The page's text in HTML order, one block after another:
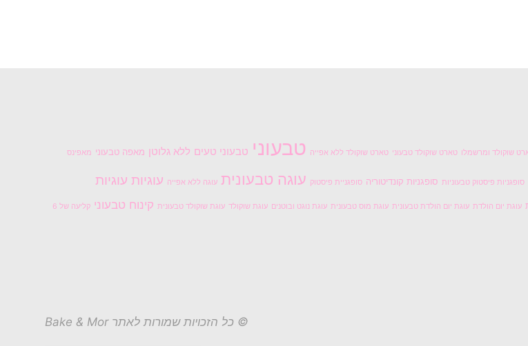
שוקולד ומרשמלו טארט שוקולד טבעוני טארט שוקולד ללא אפייה טבעוני טבעוני טעים ללא גלוטן מאפה טבעוני מאפינס
סופגניות פיסטוק טבעוניות סופגניות קונדיטוריה סופגניית פיסטוק עוגה טבעונית עוגה ללא אפייה עוגיות עוגיות
עוגת יום הולדת עוגת יום הולדת טבעונית עוגת מוס טבעונית עוגת נוגט ובוטנים עוגת שוקולד עוגת שוקולד טבעונית קינוח טבעוני קליעה של 6
© כל הזכויות שמורות לאתר Bake & Mor